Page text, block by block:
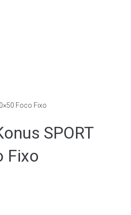
Foco Fixo
SPORT
Fixo